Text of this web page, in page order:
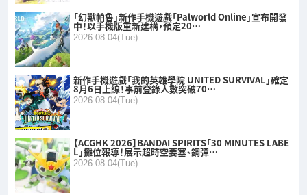
「幻獸帕魯」新作手機遊戲「Palworld Online」宣布開發
中！以手機版重新建構，預定20…
2026.08.04(Tue)
新作手機遊戲「我的英雄學院 UNITED SURVIVAL」確定
8月6日上線！事前登錄人數突破70…
2026.08.04(Tue)
【ACGHK 2026】BANDAI SPIRITS「30 MINUTES LABE
L」攤位報導！展示超時空要塞、鋼彈…
2026.08.04(Tue)